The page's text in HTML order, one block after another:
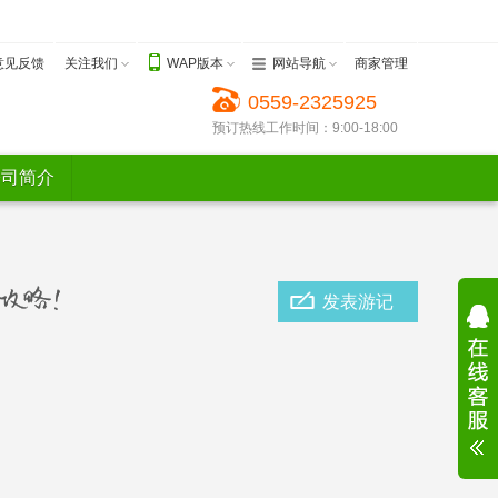
见反馈 关注我们 WAP版本 网站导航
商家管理
0559-2325925
预订热线工作时间：9:00-18:00
简介
发表游记